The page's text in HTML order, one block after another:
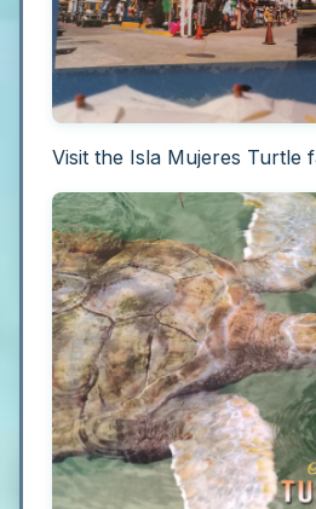
Visit the Isla Mujeres Turtle